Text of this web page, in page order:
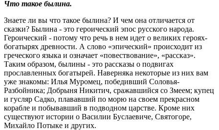
Что такое былина.
Знаете ли вы что такое былина? И чем она отличается от
сказки? Былина - это героический эпос русского народа.
Героический - потому что речь в нем идет о великих героях-
богатырях древности. А слово «эпический» происходит из
греческого языка и означает «повествование», «рассказ».
Таким образом, былины - это рассказы о подвигах
прославленных богатырей. Наверняка некоторые из них вам
уже знакомы: Илья Муромец, победивший Соловья-
Разбойника; Добрыня Никитич, сражавшийся со Змеем; купец
и гусляр Садко, плававший по морю на своем прекрасном
корабле и побывавший в подводном царстве. Кроме них
существуют истории о Василии Буслаевиче, Святогоре,
Михайло Потыке и других.